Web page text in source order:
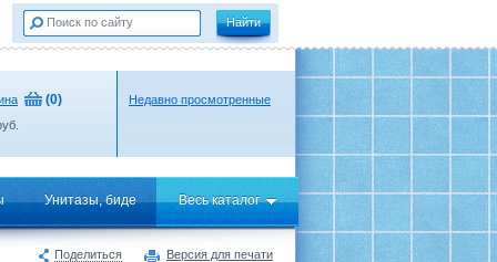
(0) Недавно просмотренные
Унитазы, биде Весь каталог
Поделиться Версия для печати